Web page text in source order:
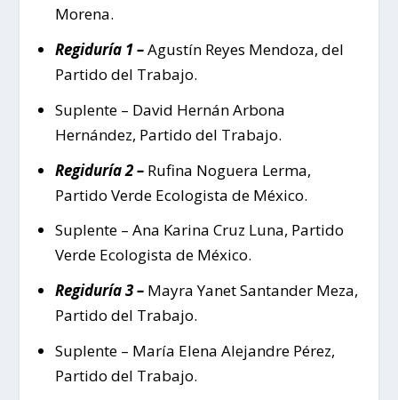
Morena.
Regiduría 1 –Agustín Reyes Mendoza, del
Partido del Trabajo.
Suplente – David Hernán Arbona
Hernández, Partido del Trabajo.
Regiduría 2 –Rufina Noguera Lerma,
Partido Verde Ecologista de México.
Suplente – Ana Karina Cruz Luna, Partido
Verde Ecologista de México.
Regiduría 3 –Mayra Yanet Santander Meza,
Partido del Trabajo.
Suplente – María Elena Alejandre Pérez,
Partido del Trabajo.